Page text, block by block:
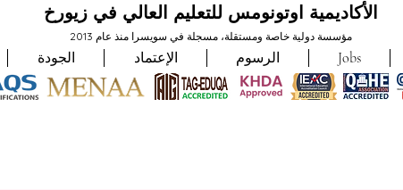
الأكاديمية اوتونومس للتعليم العالي في زيورخ
مؤسسة دولية خاصة ومستقلة، مسجلة في سويسرا منذ عام 2013
الجودة الإعتماد الرسوم Jobs